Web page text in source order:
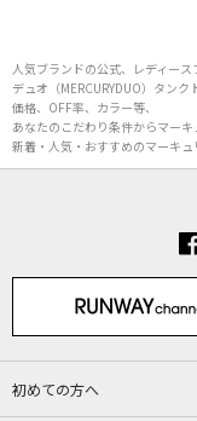
人気ブランドの公式、レディー
デュオ（MERCURYDUO）タン
価格、OFF率、カラー等、
あなたのこだわり条件からマーキ
新着・人気・おすすめのマーキュ
初めての方へ